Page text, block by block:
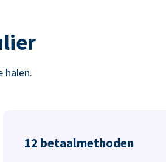
halen.
12 betaalmethoden